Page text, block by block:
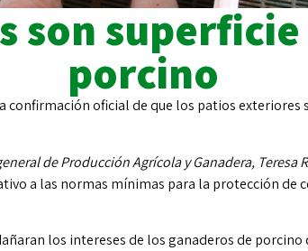
son
porcino
confirmación oficial de que los patios
de Producción Agrícola y Ganadera, Teresa
a las normas mínimas para la protección de
los intereses de los ganaderos de